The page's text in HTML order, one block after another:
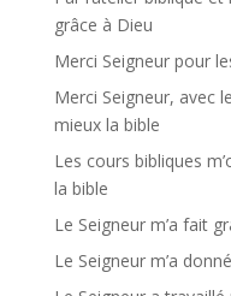
grâce à Dieu
Merci Seigneur pour
Merci Seigneur, avec
mieux la bible
Les cours bibliques
la bible
Le Seigneur m’a fait
Le Seigneur m’a